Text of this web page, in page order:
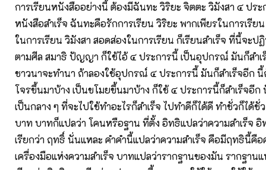
การเรียนหนังสืออย่างนี้ ต้องมีฉันทะ วิริยะ จิตตะ วิมังสา ๔ ประ
หนังสือสำเร็จ ฉันทะคือรักการเรียน วิริยะ พากเพียรในการเรีย
ในการเรียน วิมังสา สอดส่องในการเรียน ก็เรียนสำเร็จ ที่นี้จะ
ตามศีล สมาธิ ปัญญา ก็ใช้ไอ้ ๔ ประการนี้ เป็นอุปกรณ์ มันก็สำ
ชาวนาจะทำนา ถ้าลองใช้อุปกรณ์ ๔ ประการนี้ มันก็สำเร็จอีก นี้
โจรขึ้นมาบ้าง เป็นขโมยขึ้นมาบ้าง ก็ใช้ ๔ ประการนี้ก็สำเร็จอี
เป็นกลาง ๆ ที่จะไปใช้ทำอะไรก็สำเร็จ ไปทำดีก็ได้ดี ทำชั่วก็ได้ชั่
บาท บาทก็แปลว่า โคนหรือฐาน ที่ตั้ง อิทธิแปลว่าความสำเร็จ
เรียกว่า ฤทธิ์ นั่นแหละ คำคำนี้แปลว่าความสำเร็จ คือมีฤทธินี้คือ
เครื่องมือแห่งความสำเร็จ บาทแปลว่ารากฐานของมัน รากฐานแ